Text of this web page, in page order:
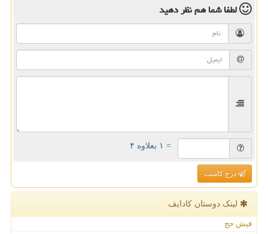
لطفا شما همنظر دهید
= ۱ بعلاوه ۴
درج کامنت
لینک دوستان كادایف
فیش حج